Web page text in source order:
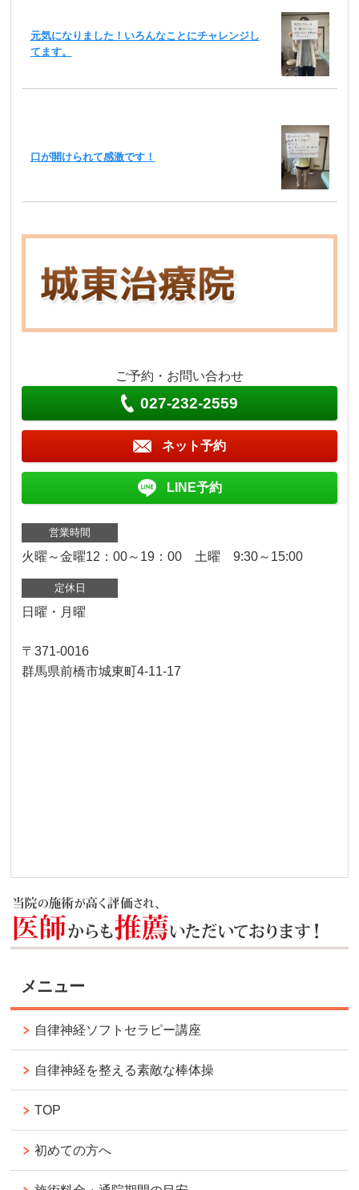
元気になりました！いろんなことにチャレンジし
てます。
口が開けられて感激です！
ご予約・お問い合わせ
027-232-2559
ネット予約
LINE予約
営業時間
火曜～金曜12：00～19：00 土曜 9:30～15:00
定休日
日曜・月曜
〒371-0016
群馬県前橋市城東町4-11-17
メニュー
自律神経ソフトセラピー講座
自律神経を整える素敵な棒体操
TOP
初めての方へ